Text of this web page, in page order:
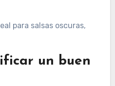
para salsas oscuras,
un buen